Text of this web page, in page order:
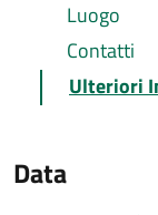
Luogo
Contatti
Ulteriori
Data